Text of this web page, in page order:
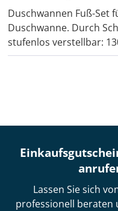
Duschwannen Fuß-Set
Duschwanne. Durch
stufenlos verstellbar:
Lassen Sie sich
professionell beraten